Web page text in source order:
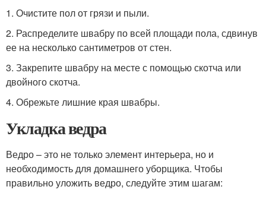
1. Очистите пол от грязи и пыли.
2. Распределите швабру по всей площади пола, сдвинув
ее на несколько сантиметров от стен.
3. Закрепите швабру на месте с помощью скотча или
двойного скотча.
4. Обрежьте лишние края швабры.
Укладка ведра
Ведро – это не только элемент интерьера, но и
необходимость для домашнего уборщика. Чтобы
правильно уложить ведро, следуйте этим шагам: